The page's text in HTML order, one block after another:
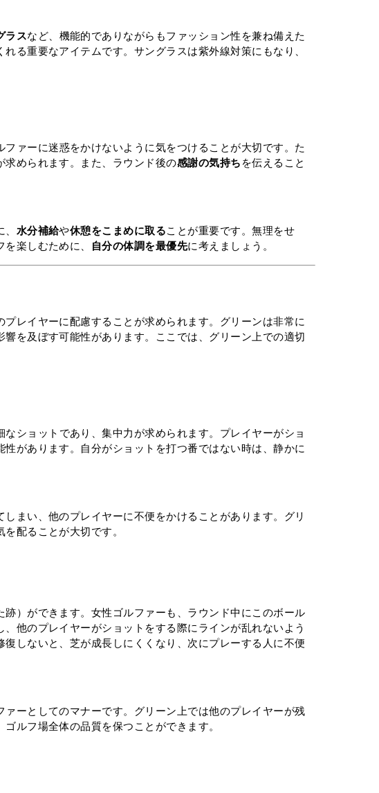
ラスなど、機能的でありながらもファッション性を兼ね備えた
る重要なアイテムです。サングラスは紫外線対策にもなり、
ァーに迷惑をかけないように気をつけることが大切です。た
められます。また、ラウンド後の感謝の気持ち を伝えること
水分補給や休憩をこまめに取ることが重要です。無理をせ
楽しむために、
自分の体調を最優先に考えましょう。
レイヤーに配慮することが求められます。グリーンは非常に
を及ぼす可能性があります。ここでは、グリーン上での適切
なショットであり、集中力が求められます。プレイヤーがショ
があります。自分がショットを打つ番ではない時は、静かに
まい、他のプレイヤーに不便をかけることがあります。グリ
配ることが大切です。
跡）ができます。女性ゴルファーも、ラウンド中にこのボール
他のプレイヤーがショットをする際にラインが乱れないよう
しないと、芝が成長しにくくなり、次にプレーする人に不便
ーとしてのマナーです。グリーン上では他のプレイヤーが残
ルフ場全体の品質を保つことができます。